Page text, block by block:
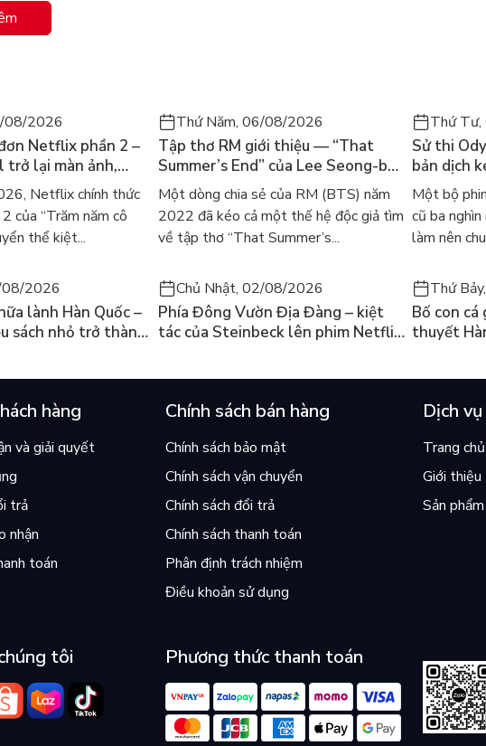
hôm nay với SỔ TAY THỰC HÀNH MANIFEST - vì cuộc sống tươi
08/2026
Netflix phần 2 –
trở lại màn ảnh,
đọc lại García
Netflix chính thức
của “Trăm năm cô
thể kiệt...
Thứ Năm, 06/08/2026
Tập thơ RM giới thiệu — “That
Summer’s End” của Lee Seong-bok
ra mắt bản tiếng Anh sau 4 năm
gây sốt
Một dòng chia sẻ của RM (BTS) năm
2022 đã kéo cả một thế hệ độc giả tìm
về tập thơ “That Summer’s...
Thứ
Sử thi
bản dịch
học kinh
Một bộ
cũ ba
làm nên
08/2026
lành Hàn Quốc –
sách nhỏ trở thành
Chủ Nhật, 02/08/2026
Phía Đông Vườn Địa Đàng – kiệt
tác của Steinbeck lên phim Netflix
Thứ
Bố con cá
thuyết
hàng
và giải quyết
trả
nhận
toán
Chính sách bán hàng
Chính sách bảo mật
Chính sách vận chuyển
Chính sách đổi trả
Chính sách thanh toán
Phân định trách nhiệm
Điều khoản sử dụng
Dịch
Trang chủ
Giới thiệu
Sản phẩm
tôi Phương thức thanh toán